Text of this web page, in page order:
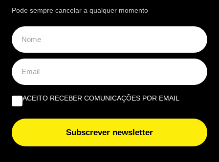
Um carro para toda a vida? Mecânicos
Pode sempre cancelar a qualquer momento
ACEITO RECEBER COMUNICAÇÕES POR EMAIL
Subscrever newsletter